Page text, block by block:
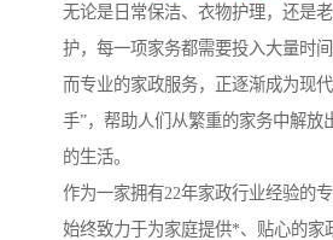
无论是日常保洁、衣物护理，还是
护，每一项家务都需要投入大量时间
而专业的家政服务，正逐渐成为现
手”，帮助人们从繁重的家务中解放
的生活。
作为一家拥有22年家政行业经验的
始终致力于为家庭提供*、贴心的家